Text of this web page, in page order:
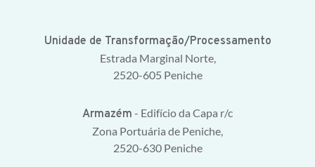
Unidade de Transformação/Processamento
Estrada Marginal Norte,
2520-605 Peniche
Armazém - Edifício da Capa r/c
Zona Portuária de Peniche,
2520-630 Peniche